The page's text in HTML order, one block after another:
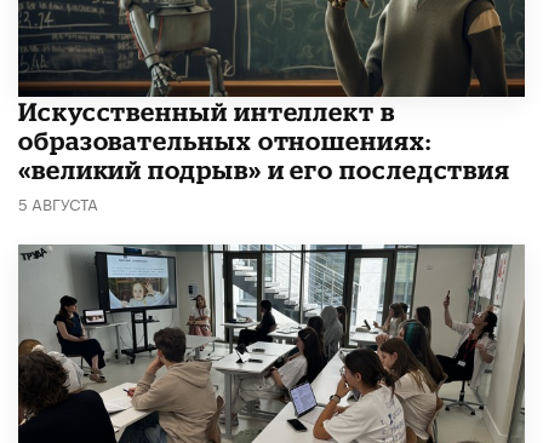
​Искусственный интеллект в
образовательных отношениях:
«великий подрыв» и его последствия
5 АВГУСТА